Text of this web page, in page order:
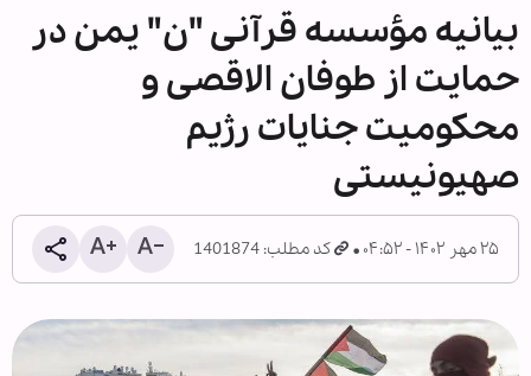
بیانیه مؤسسه قرآنی "ن" یمن در
حمایت از طوفان الاقصی و
محکومیت جنایات رژیم
صهیونیستی
۲۵ مهر ۱۴۰۲ - ۰۴:۵۲ کد مطلب: 1401874